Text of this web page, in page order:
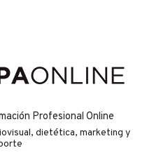
Profesional Online
dietética, marketing y